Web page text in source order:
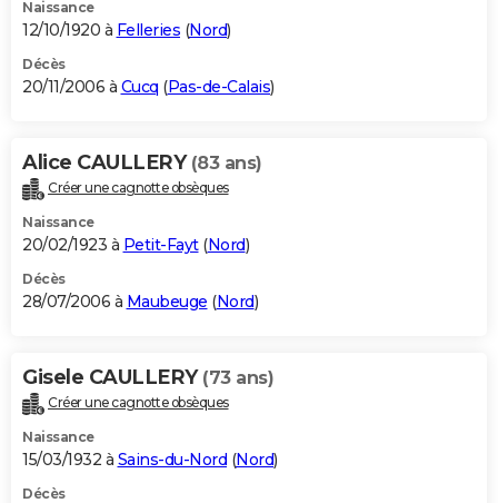
Naissance
12/10/1920 à Felleries (Nord)
Décès
20/11/2006 à Cucq (Pas-de-Calais)
Alice CAULLERY (83 ans)
Créer une cagnotte obsèques
Naissance
20/02/1923 à Petit-Fayt(Nord)
Décès
28/07/2006 à Maubeuge (Nord)
Gisele CAULLERY (73 ans)
Créer une cagnotte obsèques
Naissance
15/03/1932 à Sains-du-Nord (Nord)
Décès